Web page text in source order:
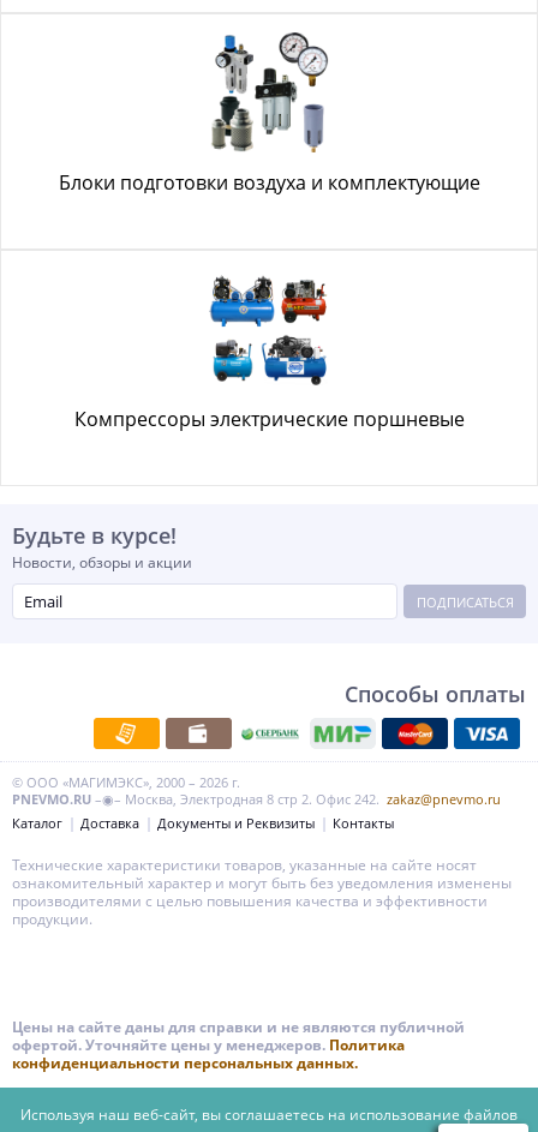
Блоки подготовки воздуха и комплектующие
Компрессоры электрические поршневые
Будьте в курсе!
Новости, обзоры и акции
ПОДПИСАТЬСЯ
Способы оплаты
© ООО «МАГИМЭКС», 2000 – 2026 г.
PNEVMO.RU –◉– Москва, Электродная 8 стр 2. Офис 242. zakaz@pnevmo.ru
Каталог
Доставка Документы и Реквизиты Контакты
Технические характеристики товаров, указанные на сайте носят
ознакомительный характер и могут быть без уведомления изменены
производителями с целью повышения качества и эффективности
продукции.
Цены на сайте даны для справки и не являются публичной
офертой. Уточняйте цены у менеджеров. Политика
конфиденциальности персональных данных.
Используя наш веб-сайт, вы соглашаетесь на использование файлов